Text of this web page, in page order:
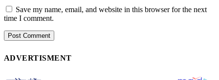
Save my name, email, and website in this browser for the next
time I comment.
ADVERTISMENT